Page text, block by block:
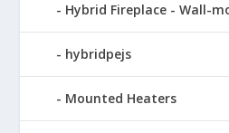
Hybrid Fireplace - Wall-
hybridpejs
Mounted Heaters